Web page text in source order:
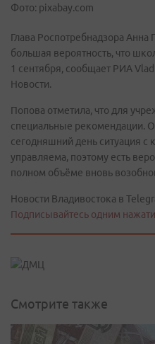
Фото: pixabay.com
Глава Роспотребнадзора Анна
большая вероятность, что
1 сентября, сообщает РИА
Новости.
Попова отметила, что для
специальные рекомендации.
сегодняшний день ситуация с
управляема, поэтому есть
полном объёме вновь
Новости Владивостока в
Подписывайтесь одним
Смотрите также